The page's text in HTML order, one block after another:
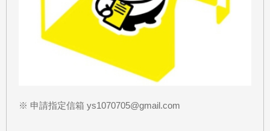
※ 申請指定信箱 ys1070705@gmail.com